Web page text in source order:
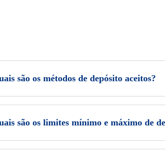
são os métodos de depósito aceitos?
são os limites mínimo e máximo de